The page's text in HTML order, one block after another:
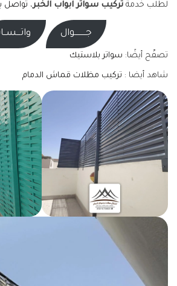
لطلب خدمةتركيب سواتر ابواب الخبر، تواصل
جـــــــــوال
تصفّح أيضًا: سواتر بلاستيك
شاهد أيضا : تركيب مظلات قماش الدمام